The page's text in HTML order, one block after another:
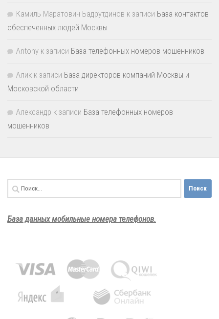
Камиль Маратович Бадрутдинов к записи База контактов
обеспеченных людей Москвы
Antony к записи База телефонных номеров мошенников
Алик к записи База директоров компаний Москвы и
Московской области
Александр к записи База телефонных номеров
мошенников
Найти:
База данных мобильные номера телефонов.